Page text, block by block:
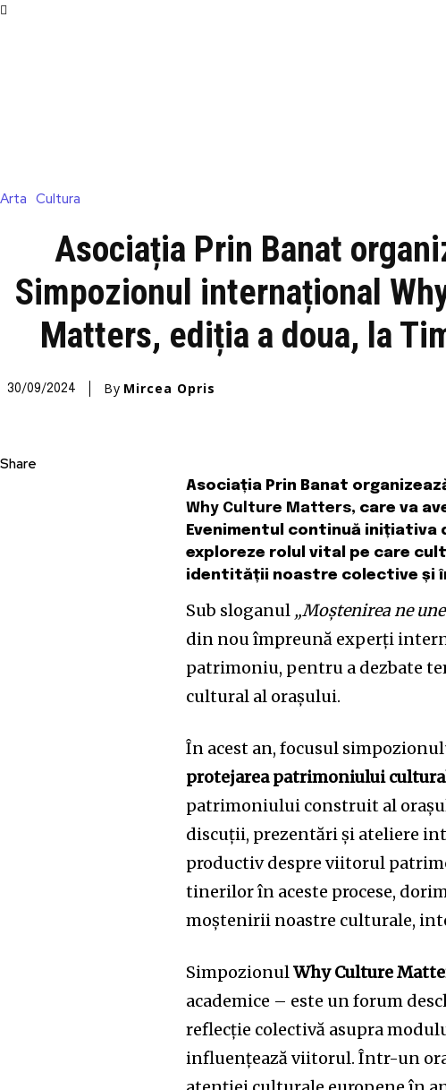
Arta Cultura
Asociația Prin Banat
Simpozionul internațional
Matters, ediția a doua, la
30/09/2024 By Mircea Opris
Share
Asociația Prin Banat
Why Culture Matters, care va
Evenimentul continuă inițiativa
exploreze rolul vital pe care
identității noastre colective și
Sub sloganul „Moștenirea ne
din nou împreună experți
patrimoniu, pentru a dezbate
cultural al orașului.
În acest an, focusul
protejarea patrimoniului
patrimoniului construit al
discuții, prezentări și ateliere
productiv despre viitorul
tinerilor în aceste procese,
moștenirii noastre culturale,
SimpozionulWhy Culture
academice – este un forum
reflecție colectivă asupra
influențează viitorul. Într-un